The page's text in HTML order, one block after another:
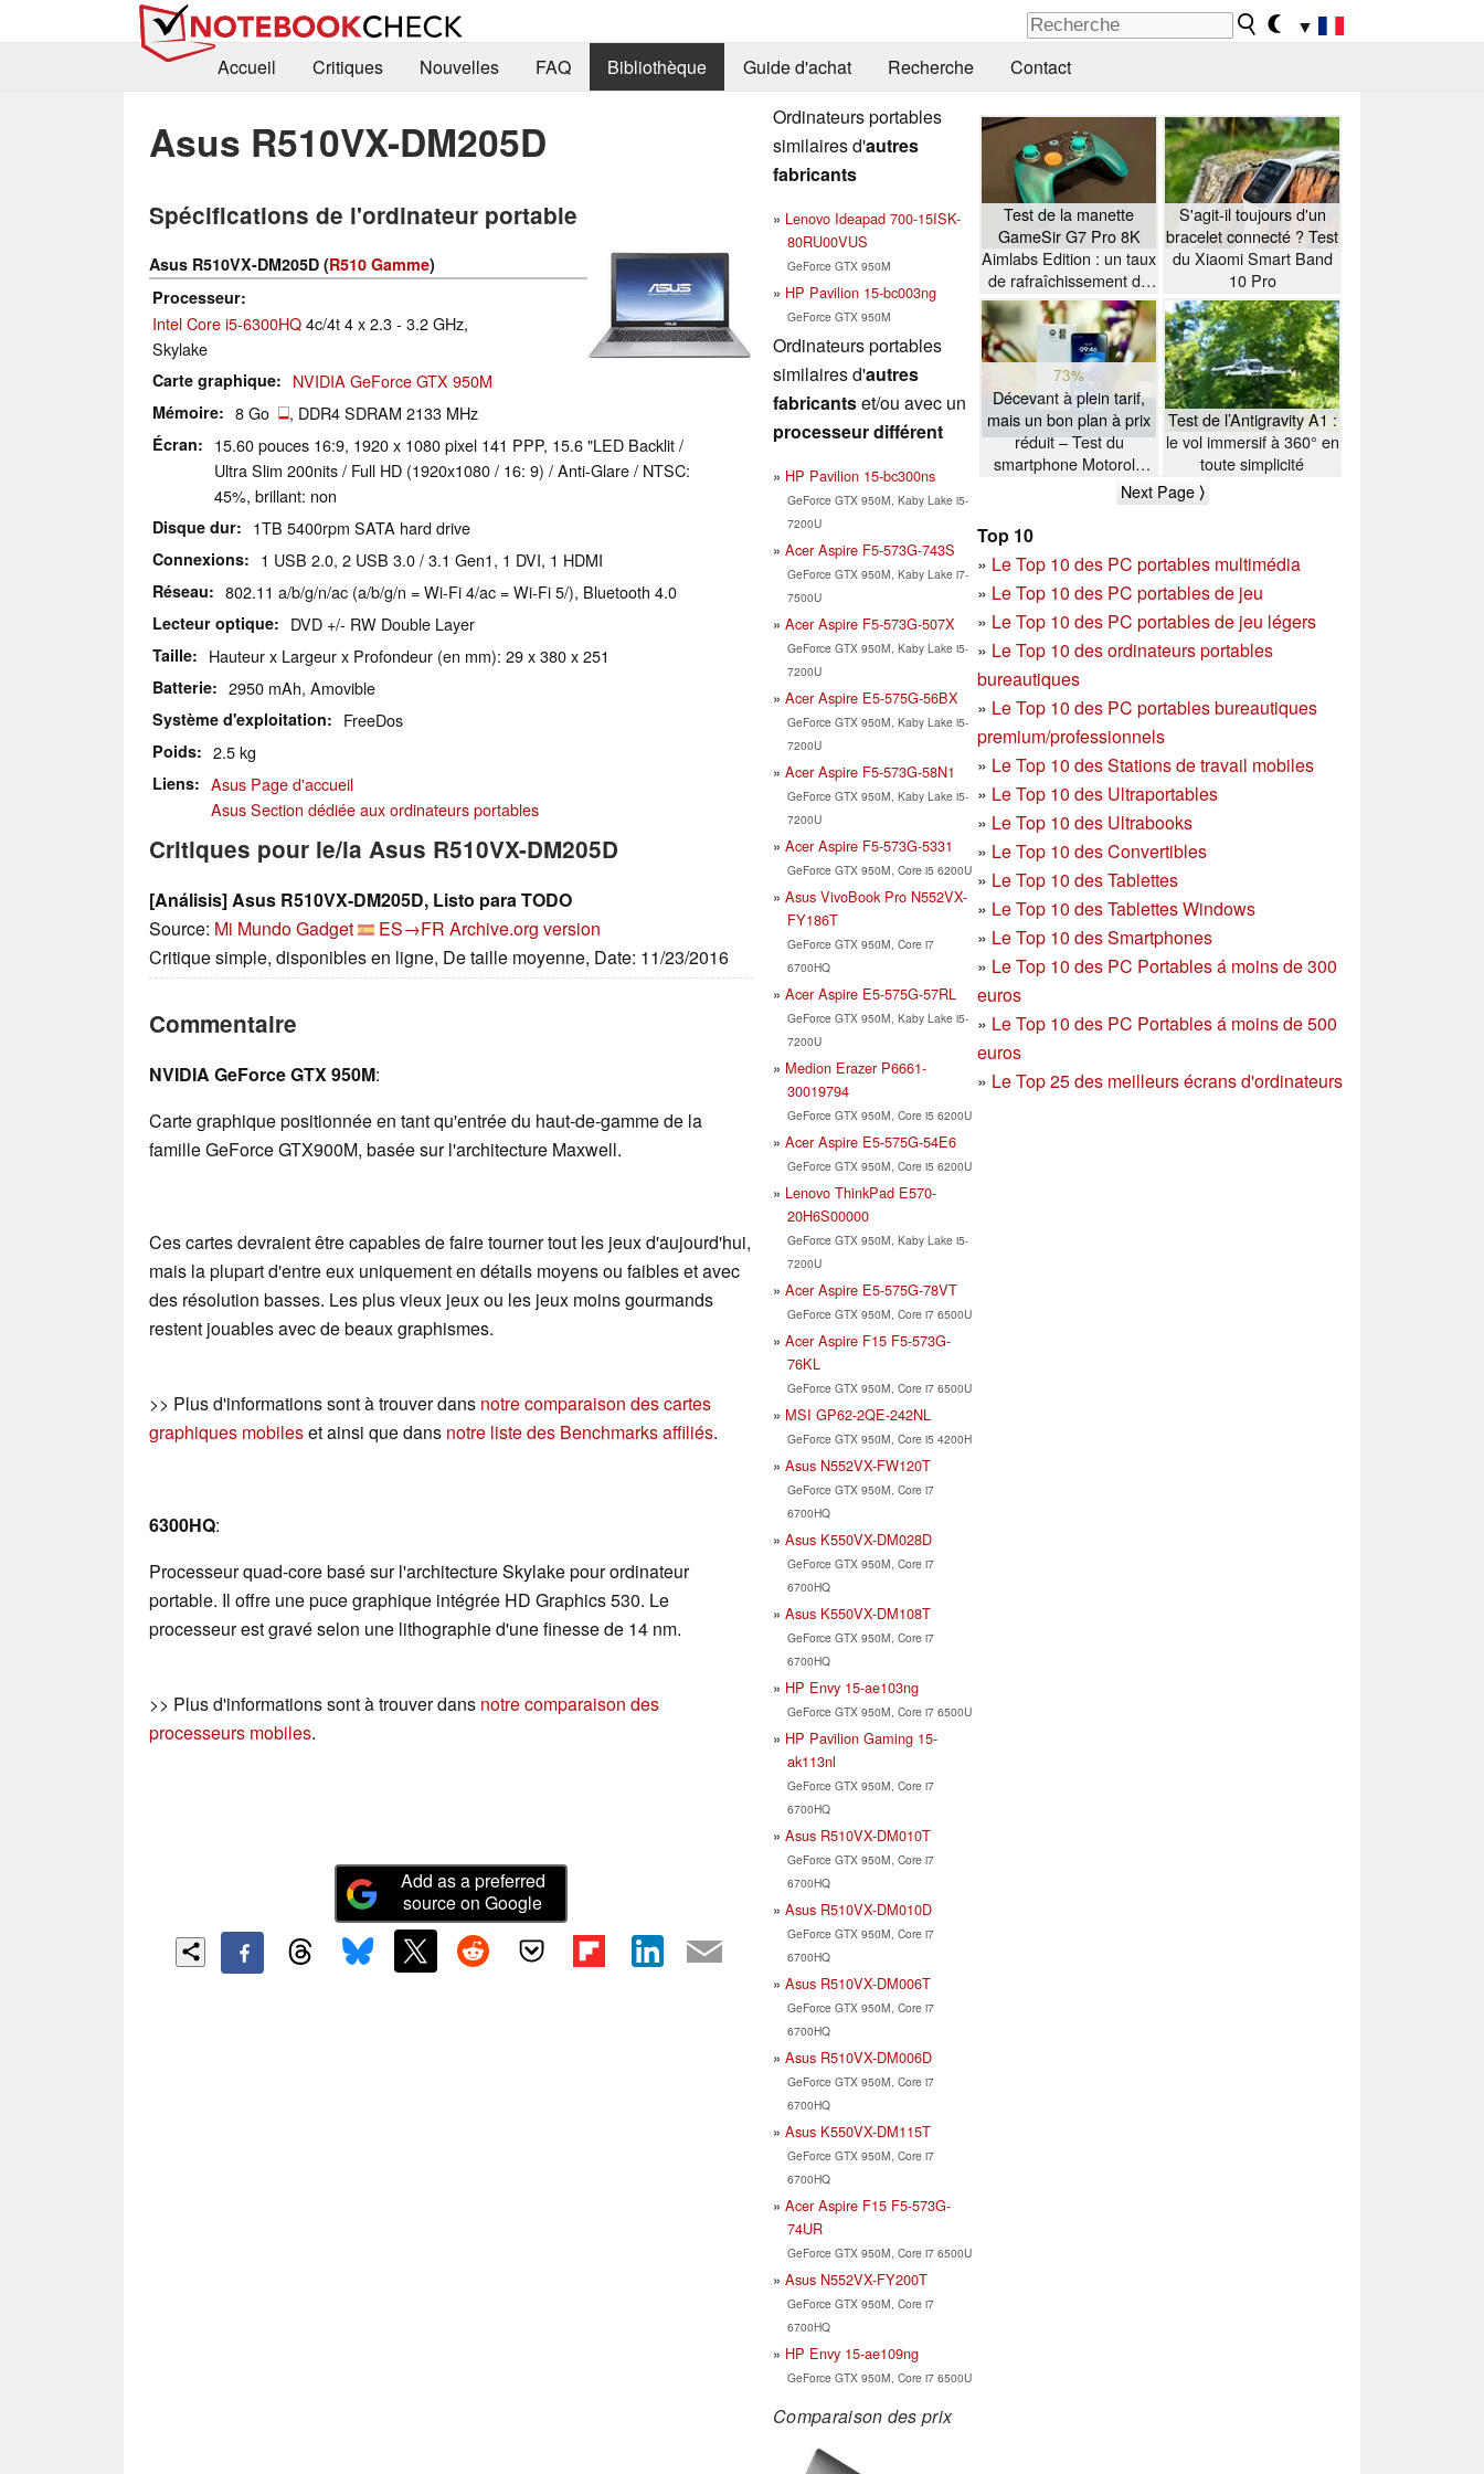
▼
Accueil
Critiques Nouvelles FAQ Bibliothèque Guide d'achat Recherche Contact
Asus R510VX-DM205D
Spécifications de l'ordinateur portable
Asus R510VX-DM205D (R510 Gamme)
Processeur
Intel Core i5-6300HQ4c/4t 4 x 2.3 - 3.2 GHz,
Skylake
Carte graphique NVIDIA GeForce GTX 950M
Mémoire 8 Go , DDR4 SDRAM 2133 MHz
Écran
15.60 pouces 16:9, 1920 x 1080 pixel 141 PPP, 15.6 "LED Backlit /
Ultra Slim 200nits / Full HD (1920x1080 / 16: 9) / Anti-Glare / NTSC:
45%, brillant: non
Disque dur 1TB 5400rpm SATA hard drive
Connexions 1 USB 2.0, 2 USB 3.0 / 3.1 Gen1, 1 DVI, 1 HDMI
Réseau 802.11 a/b/g/n/ac (a/b/g/n = Wi-Fi 4/ac = Wi-Fi 5/), Bluetooth 4.0
Lecteur optique DVD +/- RW Double Layer
Taille Hauteur x Largeur x Profondeur (en mm): 29 x 380 x 251
Batterie 2950 mAh, Amovible
Système d'exploitation FreeDos
Poids 2.5 kg
Liens
Asus Page d'accueil
Asus Section dédiée aux ordinateurs portables
Critiques pour le/la Asus R510VX-DM205D
[Análisis] Asus R510VX-DM205D, Listo para TODO
Source: Mi Mundo Gadget ES→FR Archive.org version
Critique simple, disponibles en ligne, De taille moyenne, Date: 11/23/2016
Commentaire
NVIDIA GeForce GTX 950M:
Carte graphique positionnée en tant qu'entrée du haut-de-gamme de la
famille GeForce GTX900M, basée sur l'architecture Maxwell.
Ces cartes devraient être capables de faire tourner tout les jeux d'aujourd'hui,
mais la plupart d'entre eux uniquement en détails moyens ou faibles et avec
des résolution basses. Les plus vieux jeux ou les jeux moins gourmands
restent jouables avec de beaux graphismes.
>> Plus d'informations sont à trouver dans notre comparaison des cartes
graphiques mobileset ainsi que dans notre liste des Benchmarks affiliés.
6300HQ:
Processeur quad-core basé sur l'architecture Skylake pour ordinateur
portable. Il offre une puce graphique intégrée HD Graphics 530. Le
processeur est gravé selon une lithographie d'une finesse de 14 nm.
>> Plus d'informations sont à trouver dans notre comparaison des
processeurs mobiles.
Add as a preferred
source on Google
Ordinateurs portables
similaires d'autres
fabricants
Lenovo Ideapad 700-15ISK-
80RU00VUS
GeForce GTX 950M
HP Pavilion 15-bc003ng
GeForce GTX 950M
Ordinateurs portables
similaires d'autres
fabricantset/ou avec un
processeur différent
HP Pavilion 15-bc300ns
GeForce GTX 950M, Kaby Lake i5-
7200U
Acer Aspire F5-573G-743S
GeForce GTX 950M, Kaby Lake i7-
7500U
Acer Aspire F5-573G-507X
GeForce GTX 950M, Kaby Lake i5-
7200U
Acer Aspire E5-575G-56BX
GeForce GTX 950M, Kaby Lake i5-
7200U
Acer Aspire F5-573G-58N1
GeForce GTX 950M, Kaby Lake i5-
7200U
Acer Aspire F5-573G-5331
GeForce GTX 950M, Core i5 6200U
Asus VivoBook Pro N552VX-
FY186T
GeForce GTX 950M, Core i7
6700HQ
Acer Aspire E5-575G-57RL
GeForce GTX 950M, Kaby Lake i5-
7200U
Medion Erazer P6661-
30019794
GeForce GTX 950M, Core i5 6200U
Acer Aspire E5-575G-54E6
GeForce GTX 950M, Core i5 6200U
Lenovo ThinkPad E570-
20H6S00000
GeForce GTX 950M, Kaby Lake i5-
7200U
Acer Aspire E5-575G-78VT
GeForce GTX 950M, Core i7 6500U
Acer Aspire F15 F5-573G-
76KL
GeForce GTX 950M, Core i7 6500U
MSI GP62-2QE-242NL
GeForce GTX 950M, Core i5 4200H
Asus N552VX-FW120T
GeForce GTX 950M, Core i7
6700HQ
Asus K550VX-DM028D
GeForce GTX 950M, Core i7
6700HQ
Asus K550VX-DM108T
GeForce GTX 950M, Core i7
6700HQ
HP Envy 15-ae103ng
GeForce GTX 950M, Core i7 6500U
HP Pavilion Gaming 15-
ak113nl
GeForce GTX 950M, Core i7
6700HQ
Asus R510VX-DM010T
GeForce GTX 950M, Core i7
6700HQ
Asus R510VX-DM010D
GeForce GTX 950M, Core i7
6700HQ
Asus R510VX-DM006T
GeForce GTX 950M, Core i7
6700HQ
Asus R510VX-DM006D
GeForce GTX 950M, Core i7
6700HQ
Asus K550VX-DM115T
GeForce GTX 950M, Core i7
6700HQ
Acer Aspire F15 F5-573G-
74UR
GeForce GTX 950M, Core i7 6500U
Asus N552VX-FY200T
GeForce GTX 950M, Core i7
6700HQ
HP Envy 15-ae109ng
GeForce GTX 950M, Core i7 6500U
Comparaison des prix
Test de la manette
GameSir G7 Pro 8K
Aimlabs Edition : un taux
de rafraîchissement de
8K à petit prix
S'agit-il toujours d'un
bracelet connecté ? Test
du Xiaomi Smart Band
10 Pro
73%
Décevant à plein tarif,
mais un bon plan à prix
réduit – Test du
smartphone Motorola
Test de l’Antigravity A1 :
le vol immersif à 360° en
toute simplicité
Next Page ⟩
Top 10
» Le Top 10 des PC portables multimédia
» Le Top 10 des PC portables de jeu
» Le Top 10 des PC portables de jeu légers
» Le Top 10 des ordinateurs portables
bureautiques
» Le Top 10 des PC portables bureautiques
premium/professionnels
» Le Top 10 des Stations de travail mobiles
» Le Top 10 des Ultraportables
» Le Top 10 des Ultrabooks
» Le Top 10 des Convertibles
» Le Top 10 des Tablettes
» Le Top 10 des Tablettes Windows
» Le Top 10 des Smartphones
» Le Top 10 des PC Portables á moins de 300
euros
» Le Top 10 des PC Portables á moins de 500
euros
» Le Top 25 des meilleurs écrans d'ordinateurs